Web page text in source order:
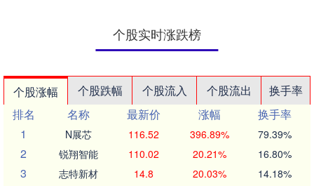
个股实时涨跌榜
个股涨幅 个股跌幅 个股流入 个股流出
换手率
排名
名称 最新价 涨幅
换手率
1
N展芯 116.52 396.89% 79.39%
2 锐翔智能 110.02 20.21% 16.80%
3 志特新材 14.8 20.03% 14.18%